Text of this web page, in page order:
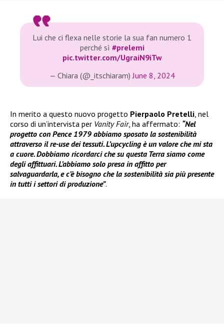
Lui che ci flexa nelle storie la sua fan numero 1
perché sì #prelemi
pic.twitter.com/UgraiN9iTw
— Chiara (@_itschiaram)June 8, 2024
In merito a questo nuovo progetto Pierpaolo Pretelli, nel
corso di un’intervista per Vanity Fair, ha affermato: “Nel
progetto con Pence 1979 abbiamo sposato la sostenibilità
attraverso il re-use dei tessuti. L’upcycling è un valore che mi sta
a cuore. Dobbiamo ricordarci che su questa Terra siamo come
degli affittuari. L’abbiamo solo presa in affitto per
salvaguardarla, e c’è bisogno che la sostenibilità sia più presente
in tutti i settori di produzione”.